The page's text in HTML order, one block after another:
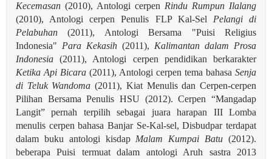
Kecemasan (2010), Antologi cerpen Rindu Rumpun Ilalang
(2010), Antologi cerpen Penulis FLP Kal-Sel Pelangi di
Pelabuhan (2011), Antologi Bersama "Puisi Religius
Indonesia" Para Kekasih (2011), Kalimantan dalam Prosa
Indonesia (2011), Antologi cerpen pendidikan berkarakter
Ketika Api Bicara (2011), Antologi cerpen tema bahasa Senja
di Teluk Wandoma(2011), Kiat Menulis dan Cerpen-cerpen
Pilihan Bersama Penulis HSU (2012). Cerpen “Mangadap
Langit” pernah terpilih sebagai juara harapan III Lomba
menulis cerpen bahasa Banjar Se-Kal-sel, Disbudpar terdapat
dalam buku antologi kisdap Malam Kumpai Batu (2012).
beberapa Puisi termuat dalam antologi Aruh sastra 2013